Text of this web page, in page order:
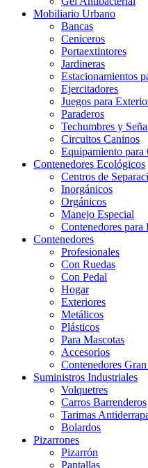
Mobiliario Urbano
Bancas
Ceniceros
Portaextintores
Jardineras
Estacionamientos
Ejercitadores
Juegos para
Paraderos
Techumbres y
Circuitos Caninos
Equipamiento para
Contenedores Ecológicos
Centros de
Inorgánicos
Orgánicos
Manejo Especial
Contenedores para
Contenedores
Profesionales
Con Ruedas
Con Pedal
Hogar
Exteriores
Metálicos
Plásticos
Para Mascotas
Accesorios
Contenedores
Suministros Industriales
Volquetres
Carros Barrenderos
Tarimas
Bolardos
Pizarrones
Pizarrón
Pantallas